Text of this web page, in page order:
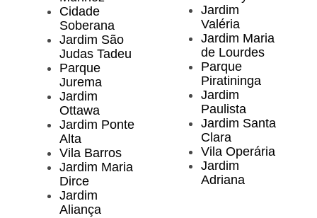
Cidade
Soberana
Jardim São
Judas Tadeu
Parque
Jurema
Jardim
Ottawa
Jardim Ponte
Alta
Vila Barros
Jardim Maria
Dirce
Jardim
Aliança
Jardim
Valéria
Jardim Maria
de Lourdes
Parque
Piratininga
Jardim
Paulista
Jardim Santa
Clara
Vila Operária
Jardim
Adriana